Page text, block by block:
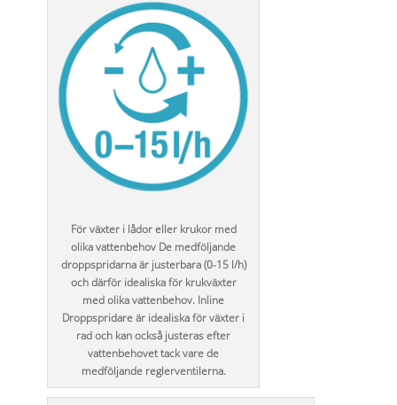
För växter i lådor eller krukor med
olika vattenbehov De medföljande
droppspridarna är justerbara (0-15 l/h)
och därför idealiska för krukväxter
med olika vattenbehov. Inline
Droppspridare är idealiska för växter i
rad och kan också justeras efter
vattenbehovet tack vare de
medföljande reglerventilerna.